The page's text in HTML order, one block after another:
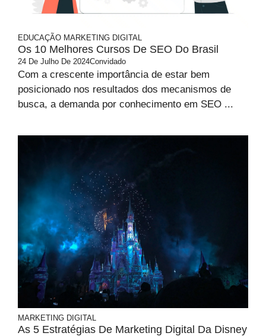
EDUCAÇÃO MARKETING DIGITAL
Os 10 Melhores Cursos De SEO Do Brasil
24 De Julho De 2024Convidado
Com a crescente importância de estar bem
posicionado nos resultados dos mecanismos de
busca, a demanda por conhecimento em SEO ...
MARKETING DIGITAL
As 5 Estratégias De Marketing Digital Da Disney